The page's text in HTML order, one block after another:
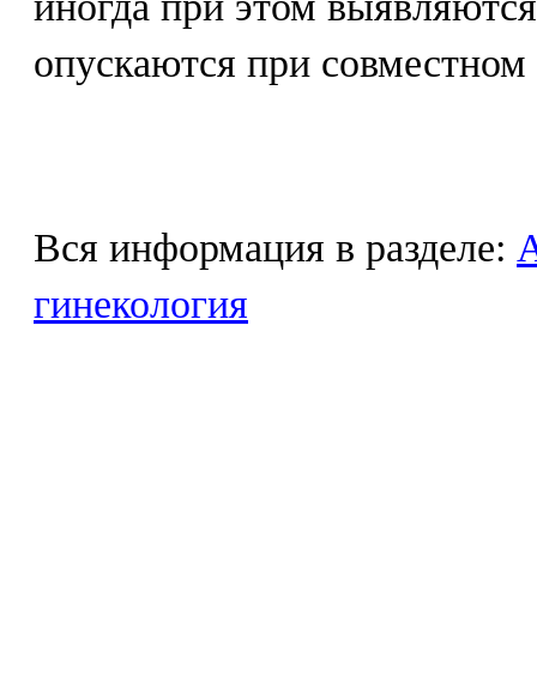
опускаются при совместном
Вся информация в разделе:
гинекология